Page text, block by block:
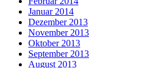
Januar 2014
Dezember 2013
November 2013
Oktober 2013
September 2013
August 2013